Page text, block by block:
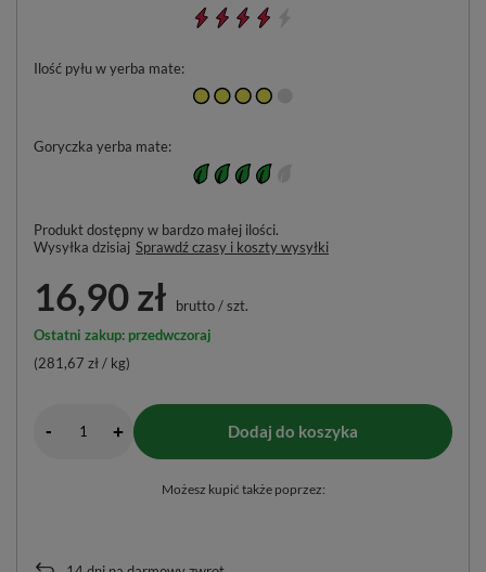
Produkt dostępny w bardzo małej ilości
Wysyłka dzisiaj Sprawdź czasy i koszty wysyłki
16,90 zł brutto/szt.
Ostatni zakup: przedwczoraj
(281,67 zł / kg)
Ilość pyłu w yerba mate
Goryczka yerba mate
- + Dodaj do koszyka
Możesz kupić także poprzez: